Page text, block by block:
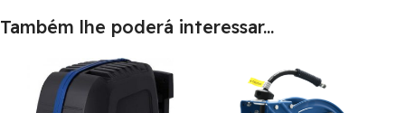
Também lhe poderá interessar...